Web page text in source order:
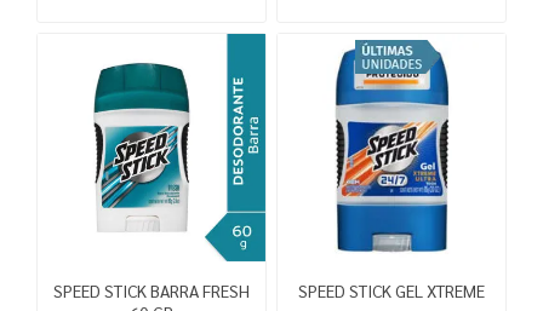
SPEED STICK BARRA FRESH
SPEED STICK GEL XTREME